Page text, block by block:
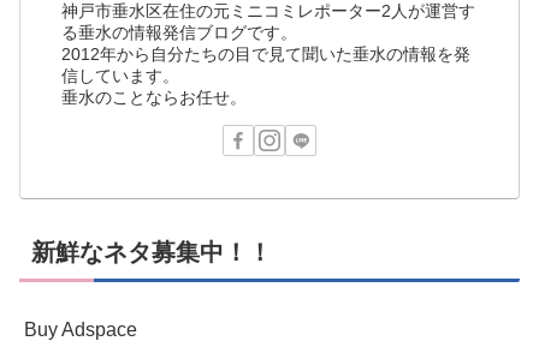
神戸市垂水区在住の元ミニコミレポーター2人が運営す
る垂水の情報発信ブログです。
2012年から自分たちの目で見て聞いた垂水の情報を発
信しています。
垂水のことならお任せ。
新鮮なネタ募集中！！
Buy Adspace